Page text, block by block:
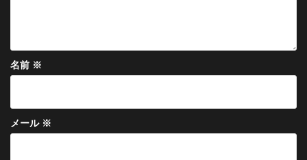
名前 ※
メール ※